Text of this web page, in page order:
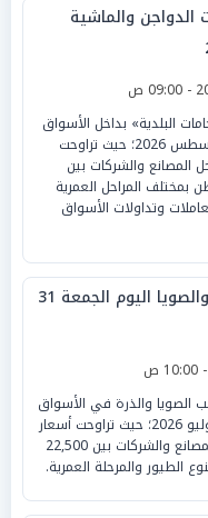
الدواجن والماشية
البلدية» بداخل الأسواق
والمصانع اليوم الإثنين 3 أغسطس 2026؛ حيث تراوحت
المصانع والشركات بين
جنيه» للطن بمختلف المراحل العمرية
وتداولات الأسواق
أسعار الأعلاف والذرة والصويا اليوم الجمعة 31
الصويا والذرة في الأسواق
المحلية اليوم الجمعة 31 يوليو 2026؛ حيث تراوحت أسعار
«بادي التسمين» بمختلف المصانع والشركات بين 22,500